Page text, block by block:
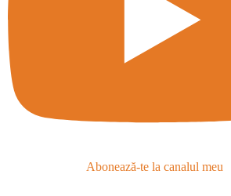
Abonează-te la canalul meu